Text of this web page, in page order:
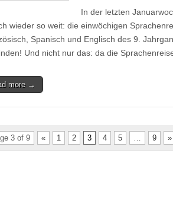
In der letzten
wieder so weit: die einwöchigen
Spanisch und Englisch des 9.
Und nicht nur das: da die
more →
3 of 9 « 1 2 3 4 5 … 9 »